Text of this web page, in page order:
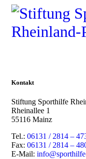
Kontakt
Stiftung Sporthilfe
Rheinallee 1
55116 Mainz
Tel.: 06131 / 2814 –
Fax: 06131 / 2814 –
E-Mail: